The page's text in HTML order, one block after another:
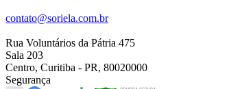
contato@soriela.com.br
Rua Voluntários da Pátria 475
Sala 203
Centro, Curitiba - PR, 80020000
Segurança